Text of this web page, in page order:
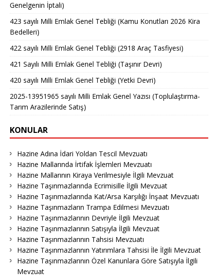
Genelgenin İptali)
423 sayılı Milli Emlak Genel Tebliği (Kamu Konutları 2026 Kira
Bedelleri)
422 sayılı Milli Emlak Genel Tebliği (2918 Araç Tasfiyesi)
421 Sayılı Milli Emlak Genel Tebliği (Taşınır Devri)
420 sayılı Milli Emlak Genel Tebliği (Yetki Devri)
2025-13951965 sayılı Milli Emlak Genel Yazısı (Toplulaştırma-
Tarım Arazilerinde Satış)
KONULAR
Hazine Adına İdari Yoldan Tescil Mevzuatı
Hazine Mallarında İrtifak İşlemleri Mevzuatı
Hazine Mallarının Kiraya Verilmesiyle İlgili Mevzuat
Hazine Taşınmazlarında Ecrimisille İlgili Mevzuat
Hazine Taşınmazlarında Kat/Arsa Karşılığı İnşaat Mevzuatı
Hazine Taşınmazların Trampa Edilmesi Mevzuatı
Hazine Taşınmazlarının Devriyle İlgili Mevzuat
Hazine Taşınmazlarının Satışıyla İlgili Mevzuat
Hazine Taşınmazlarının Tahsisi Mevzuatı
Hazine Taşınmazlarının Yatırımlara Tahsisi İle İlgili Mevzuat
Hazine Taşınmazlarının Özel Kanunlara Göre Satışıyla İlgili
Mevzuat